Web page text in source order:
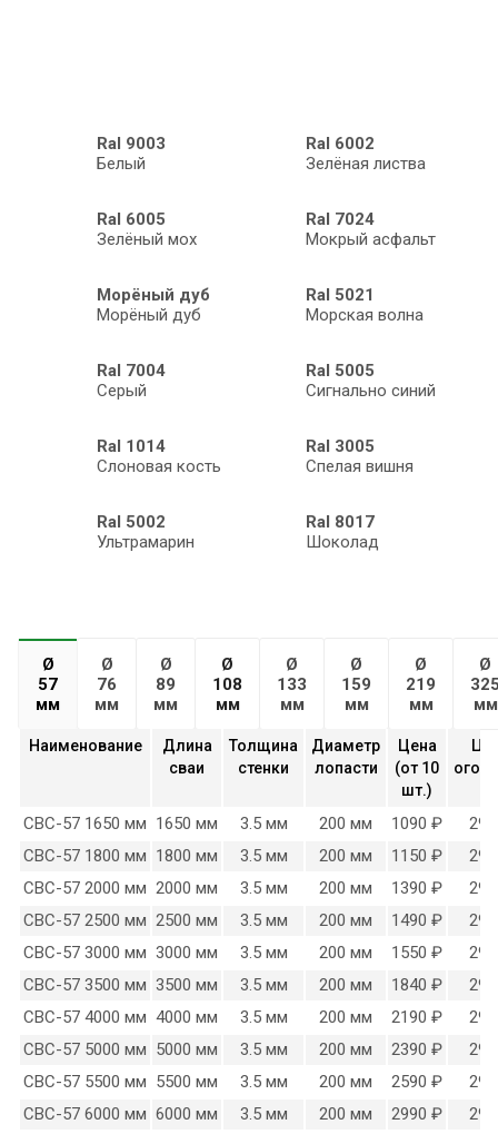
Ral 9003
Белый
Ral 6002
Зелёная листва
Ral 6005
Зелёный мох
Ral 7024
Мокрый асфальт
Морёный дуб
Морёный дуб
Ral 5021
Морская волна
Ral 7004
Серый
Ral 5005
Сигнально синий
Ral 1014
Слоновая кость
Ral 3005
Спелая вишня
Ral 5002
Ультрамарин
Ral 8017
Шоколад
Ø
57
мм
Ø
76
мм
Ø
89
мм
Ø
108
мм
Ø
133
мм
Ø
159
мм
Ø
219
мм
Ø
мм
Наименование
Длина
сваи
Толщина
стенки
Диаметр
лопасти
Цена
(от 10
шт.)
СВС-57 1650 мм 1650 мм 3.5 мм 200 мм 1090 ₽
СВС-57 1800 мм 1800 мм 3.5 мм 200 мм 1150 ₽
СВС-57 2000 мм 2000 мм 3.5 мм 200 мм 1390 ₽
СВС-57 2500 мм 2500 мм 3.5 мм 200 мм 1490 ₽
СВС-57 3000 мм 3000 мм 3.5 мм 200 мм 1550 ₽
СВС-57 3500 мм 3500 мм 3.5 мм 200 мм 1840 ₽
СВС-57 4000 мм 4000 мм 3.5 мм 200 мм 2190 ₽
СВС-57 5000 мм 5000 мм 3.5 мм 200 мм 2390 ₽
СВС-57 5500 мм 5500 мм 3.5 мм 200 мм 2590 ₽
СВС-57 6000 мм 6000 мм 3.5 мм 200 мм 2990 ₽